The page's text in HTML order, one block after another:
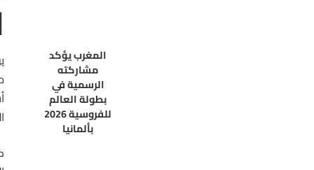
المغرب يؤكد
مشاركته
الرسمية في
بطولة العالم
للفروسية 2026
بألمانيا